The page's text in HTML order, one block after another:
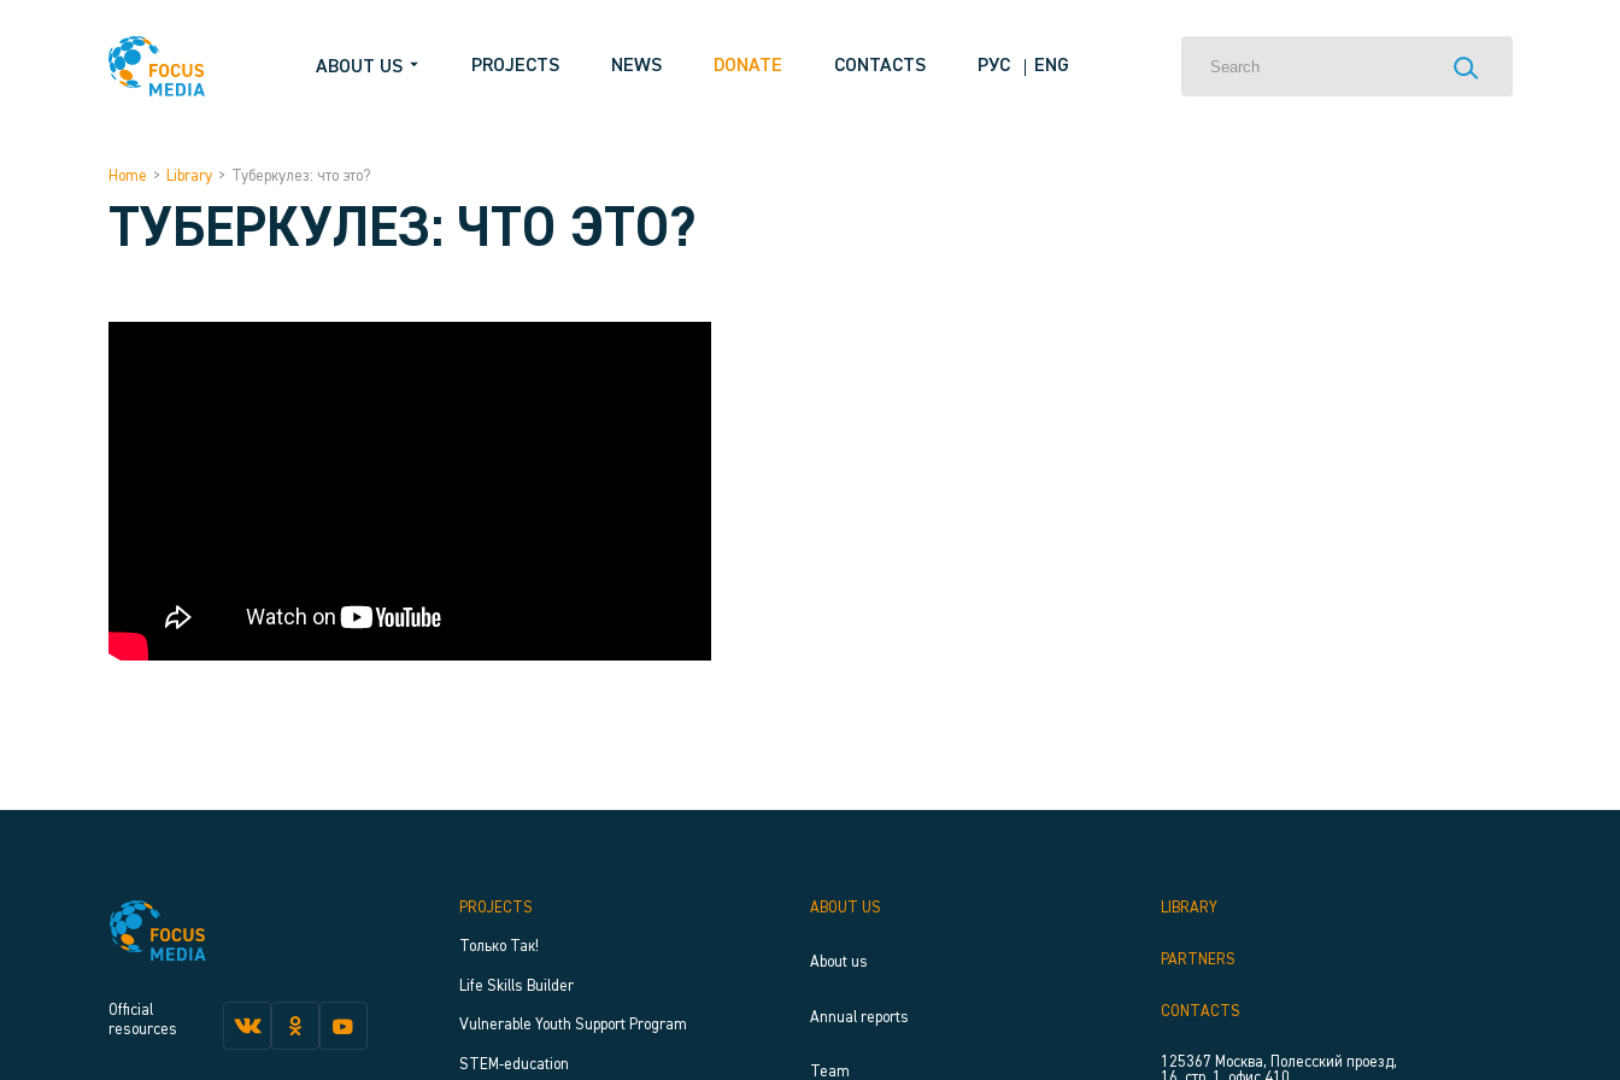
ABOUT US PROJECTS NEWS DONATE CONTACTS РУС ENG
Home > Library > Туберкулез: что это?
ТУБЕРКУЛЕЗ: ЧТО ЭТО?
Official
resources
PROJECTS
Только Так!
Life Skills Builder
Vulnerable Youth Support Program
STEM-education
ABOUT US
About us
Annual reports
Team
LIBRARY
PARTNERS
CONTACTS
125367 Москва, Полесский проезд,